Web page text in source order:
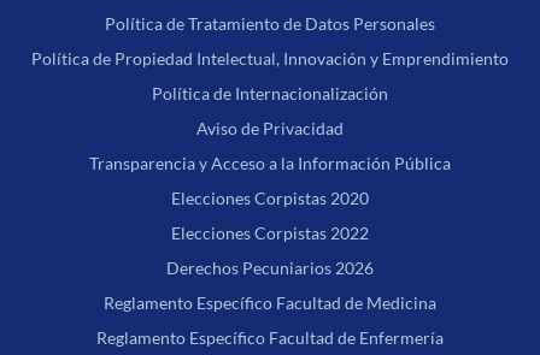
Política de Tratamiento de Datos Personales
Política de Propiedad Intelectual, Innovación y Emprendimiento
Política de Internacionalización
Aviso de Privacidad
Transparencia y Acceso a la Información Pública
Elecciones Corpistas 2020
Elecciones Corpistas 2022
Derechos Pecuniarios 2026
Reglamento Específico Facultad de Medicina
Reglamento Específico Facultad de Enfermería